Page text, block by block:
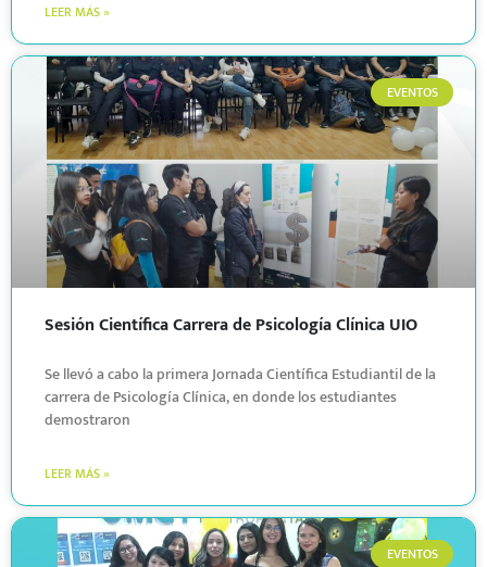
LEER MÁS »
EVENTOS
Sesión Científica Carrera de Psicología Clínica UIO
Se llevó a cabo la primera Jornada Científica Estudiantil de la
carrera de Psicología Clínica, en donde los estudiantes
demostraron
LEER MÁS »
EVENTOS